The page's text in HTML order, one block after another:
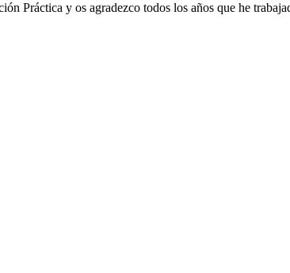
Práctica y os agradezco todos los años que he